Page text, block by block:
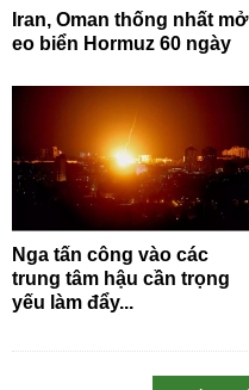
Iran, Oman thống nhất mở
eo biển Hormuz 60 ngày
Nga tấn công vào các
trung tâm hậu cần trọng
yếu làm đẩy...